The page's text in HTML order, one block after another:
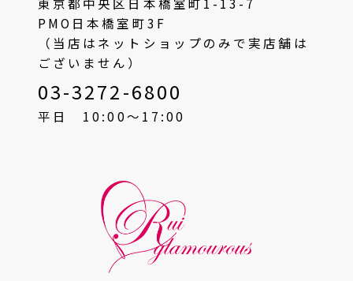
東京都中央区日本橋室町1-13-7
PMO日本橋室町3F
（当店はネットショップのみで実店舗は
ございません）
03-3272-6800
平日 10:00〜17:00